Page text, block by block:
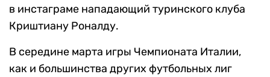
в инстаграме нападающий туринского клуба
Криштиану Роналду.
В середине марта игры Чемпионата Италии,
как и большинства других футбольных лиг